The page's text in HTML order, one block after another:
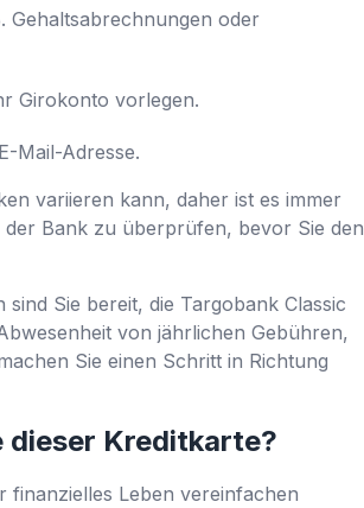
Gehaltsabrechnungen oder
Girokonto vorlegen.
Mail-Adresse.
variieren kann, daher ist es immer
Bank zu überprüfen, bevor Sie den
Sie bereit, die Targobank Classic
von jährlichen Gebühren,
Sie einen Schritt in Richtung
dieser Kreditkarte?
finanzielles Leben vereinfachen